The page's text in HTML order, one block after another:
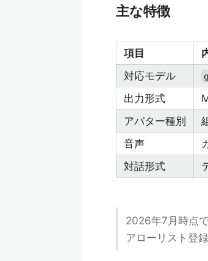
主な特徴
項目
対応モデル
出力形式
アバター種別
音声
対話形式
2026年7月時点
アローリスト登